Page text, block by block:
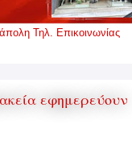
Τηλ. Επικοινωνίας
εφημερεύουν